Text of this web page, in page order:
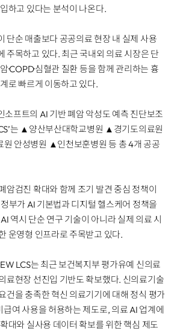
하고 있다는 분석이 나온다.
단순 매출보다 공공의료 현장 내 실제 사용
주목하고 있다. 최근 국내외 의료 시장은 단
·COPD·심혈관 질환 등을 함께 관리하는 흉
로 빠르게 이동하고 있다.
소프트의 AI 기반 폐암 악성도 예측 진단보조
는 ▲양산부산대학교병원 ▲경기도의료원
안성병원 ▲인천보훈병원 등 총 4개 공공
암검진 확대와 함께 조기 발견 중심 정책이
부가 AI 기본법과 디지털 헬스케어 정책을
역시 단순 연구 기술이 아니라 실제 의료 시
운영형 인프라로 주목받고 있다.
LCS는 최근 보건복지부 평가유예 신의료
료현장 선진입 기반도 확보했다. 신의료기술
건을 충족한 혁신 의료기기에 대해 정식 평가
여 사용을 허용하는 제도로, 의료 AI 업계에
대와 실사용 데이터 확보를 위한 핵심 제도